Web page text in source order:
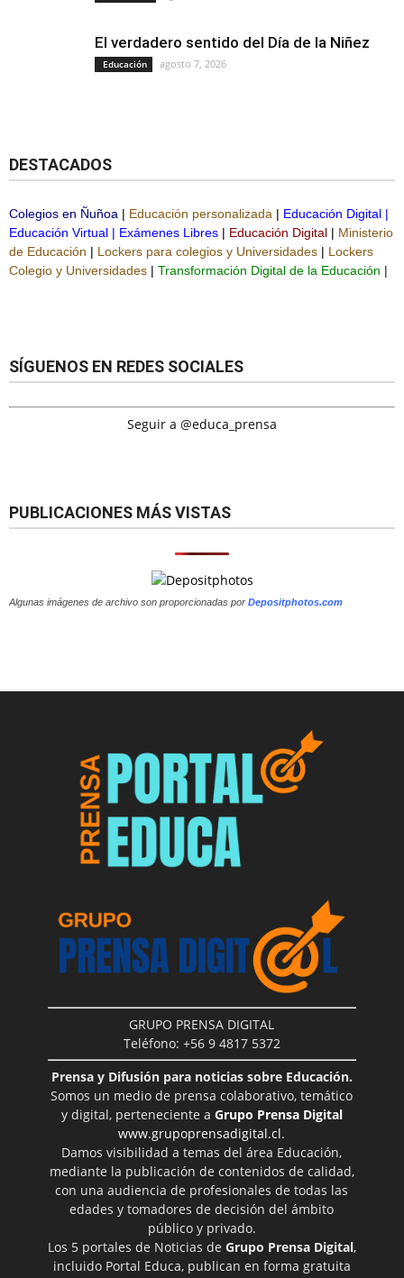
El verdadero sentido del Día de la Niñez
Educación agosto 7, 2026
DESTACADOS
Colegios en Ñuñoa | Educación personalizada | Educación Digital |
Educación Virtual | Exámenes Libres | Educación Digital | Ministerio
de Educación | Lockers para colegios y Universidades | Lockers
Colegio y Universidades | Transformación Digital de la Educación |
SÍGUENOS EN REDES SOCIALES
Seguir a @educa_prensa
PUBLICACIONES MÁS VISTAS
Algunas imágenes de archivo son proporcionadas por Depositphotos.com
GRUPO PRENSA DIGITAL
Teléfono: +56 9 4817 5372
Prensa y Difusión para noticias sobre Educación.
Somos un medio de prensa colaborativo, temático
y digital, perteneciente a Grupo Prensa Digital
www.grupoprensadigital.cl.
Damos visibilidad a temas del área Educación,
mediante la publicación de contenidos de calidad,
con una audiencia de profesionales de todas las
edades y tomadores de decisión del ámbito
público y privado.
Los 5 portales de Noticias de Grupo Prensa Digital,
incluido Portal Educa, publican en forma gratuita